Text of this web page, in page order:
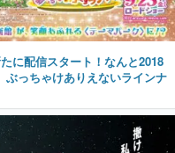
ぶっちゃけありえないラインナ